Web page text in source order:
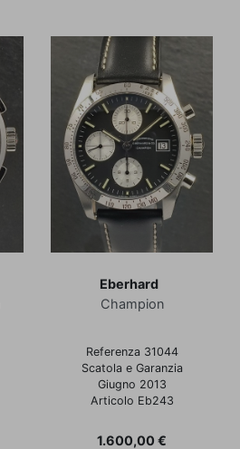
Eberhard
Champion
Referenza 31044
Scatola e Garanzia
Giugno 2013
Articolo Eb243
Prezzo
1.600,00 €